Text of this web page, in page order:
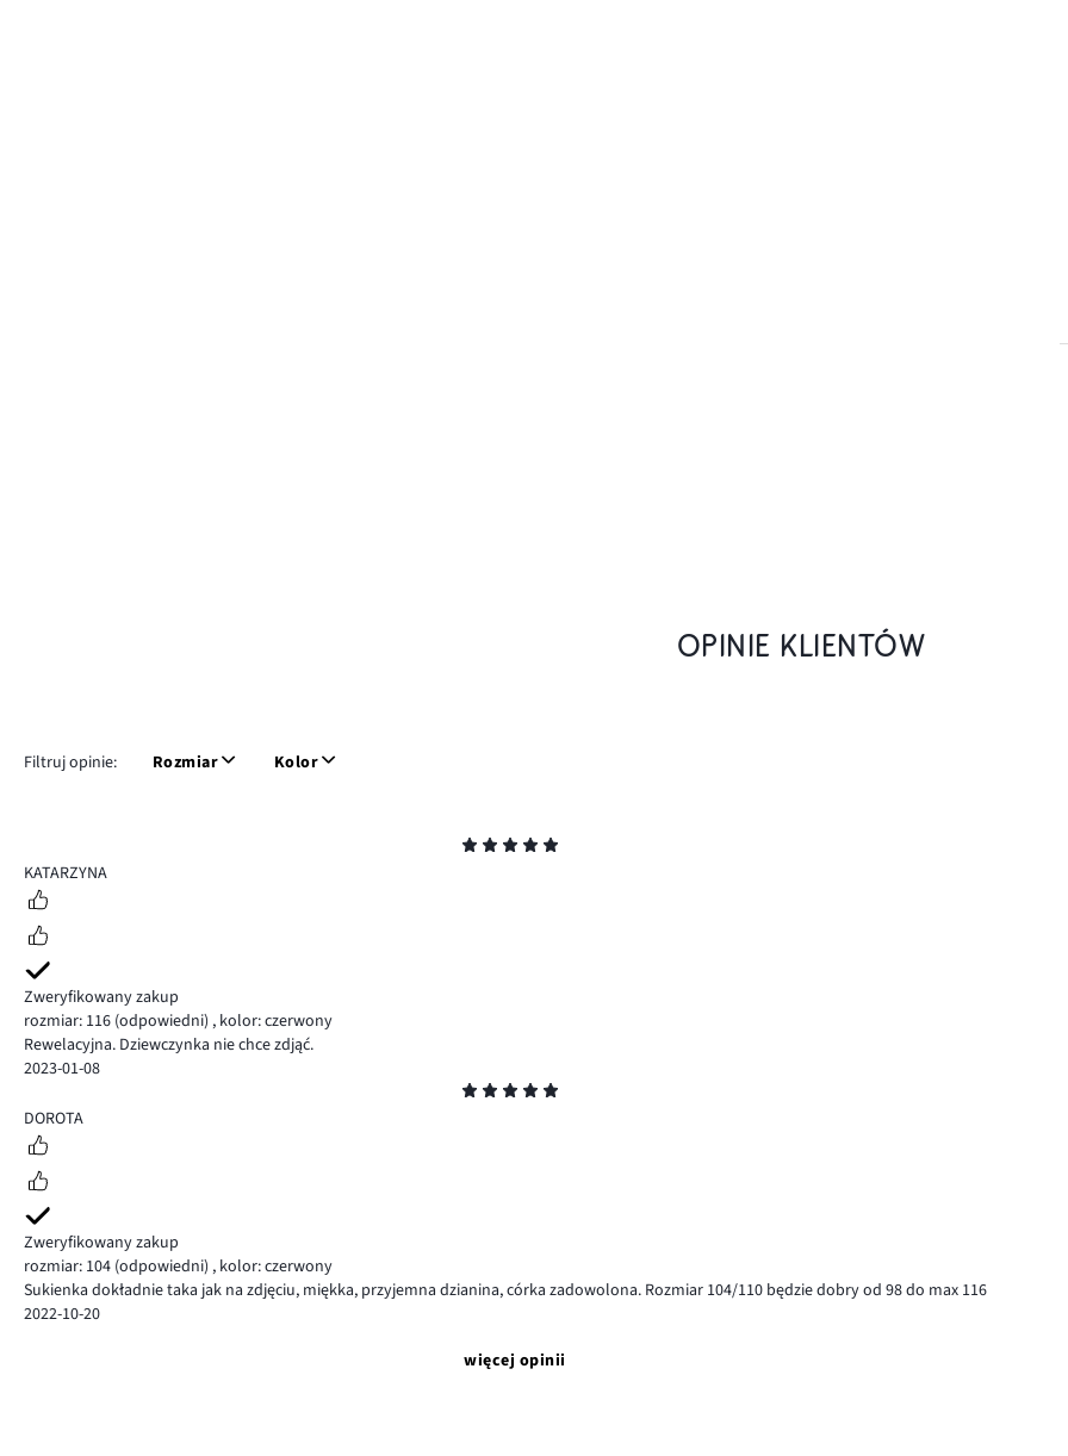
OPINIE KLIENTÓW
Filtruj opinie: Rozmiar Kolor
5
KATARZYNA
Zweryfikowany zakup
rozmiar: 116 (odpowiedni) , kolor: czerwony
Rewelacyjna. Dziewczynka nie chce zdjąć.
2023-01-08
5
DOROTA
Zweryfikowany zakup
rozmiar: 104 (odpowiedni) , kolor: czerwony
Sukienka dokładnie taka jak na zdjęciu, miękka, przyjemna dzianina, córka zadowolona. Rozmiar 104/110 będzie dobry od 98 do max 116
2022-10-20
więcej opinii